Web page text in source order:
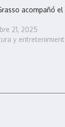
acompañó el
21, 2025
y